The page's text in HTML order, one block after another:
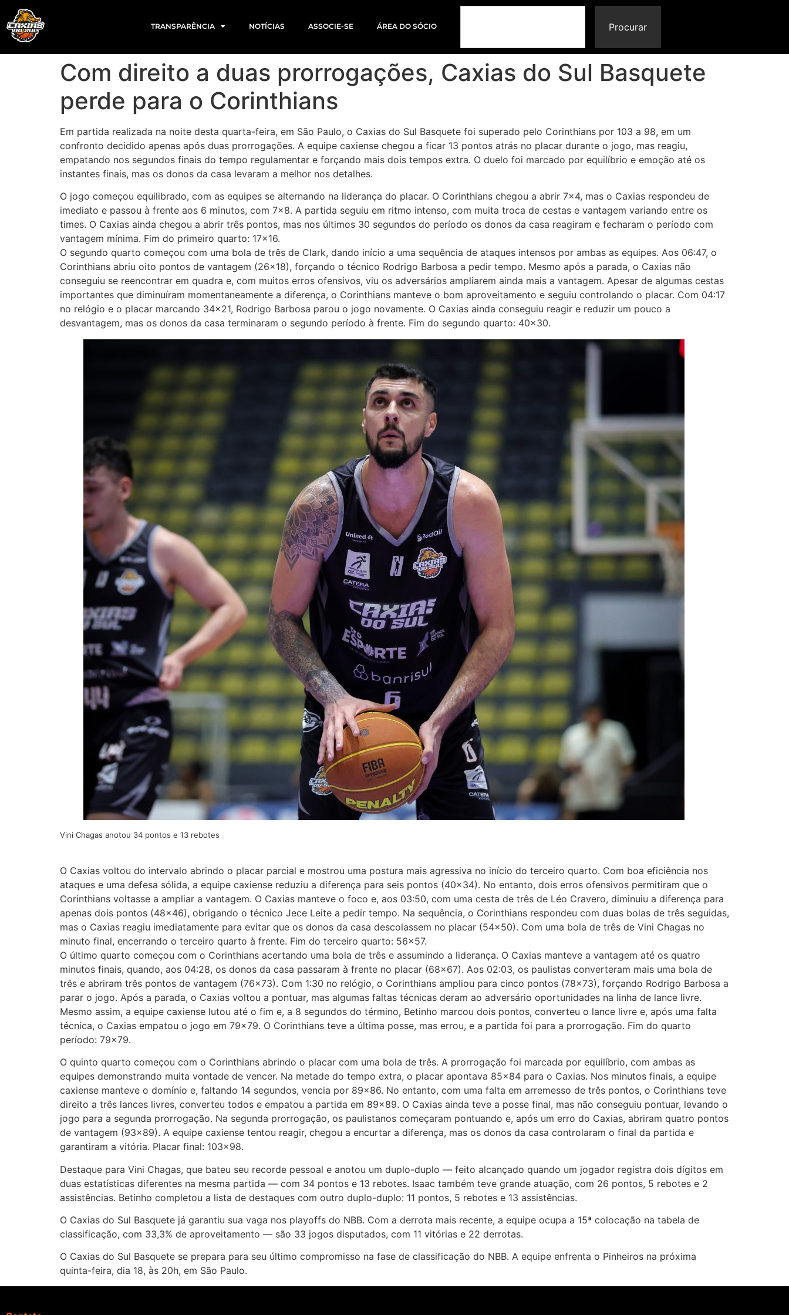
TRANSPARÊNCIA NOTÍCIAS ASSOCIE-SE ÁREA DO SÓCIO Procurar
Com direito a duas prorrogações, Caxias do Sul Basquete
perde para o Corinthians
Em partida realizada na noite desta quarta-feira, em São Paulo, o Caxias do Sul Basquete foi superado pelo Corinthians por 103 a 98, em um
confronto decidido apenas após duas prorrogações. A equipe caxiense chegou a ficar 13 pontos atrás no placar durante o jogo, mas reagiu,
empatando nos segundos finais do tempo regulamentar e forçando mais dois tempos extra. O duelo foi marcado por equilíbrio e emoção até os
instantes finais, mas os donos da casa levaram a melhor nos detalhes.
O jogo começou equilibrado, com as equipes se alternando na liderança do placar. O Corinthians chegou a abrir 7×4, mas o Caxias respondeu de
imediato e passou à frente aos 6 minutos, com 7×8. A partida seguiu em ritmo intenso, com muita troca de cestas e vantagem variando entre os
times. O Caxias ainda chegou a abrir três pontos, mas nos últimos 30 segundos do período os donos da casa reagiram e fecharam o período com
vantagem mínima. Fim do primeiro quarto: 17×16.
O segundo quarto começou com uma bola de três de Clark, dando início a uma sequência de ataques intensos por ambas as equipes. Aos 06:47, o
Corinthians abriu oito pontos de vantagem (26×18), forçando o técnico Rodrigo Barbosa a pedir tempo. Mesmo após a parada, o Caxias não
conseguiu se reencontrar em quadra e, com muitos erros ofensivos, viu os adversários ampliarem ainda mais a vantagem. Apesar de algumas cestas
importantes que diminuíram momentaneamente a diferença, o Corinthians manteve o bom aproveitamento e seguiu controlando o placar. Com 04:17
no relógio e o placar marcando 34×21, Rodrigo Barbosa parou o jogo novamente. O Caxias ainda conseguiu reagir e reduzir um pouco a
desvantagem, mas os donos da casa terminaram o segundo período à frente. Fim do segundo quarto: 40×30.
Vini Chagas anotou 34 pontos e 13 rebotes
O Caxias voltou do intervalo abrindo o placar parcial e mostrou uma postura mais agressiva no início do terceiro quarto. Com boa eficiência nos
ataques e uma defesa sólida, a equipe caxiense reduziu a diferença para seis pontos (40×34). No entanto, dois erros ofensivos permitiram que o
Corinthians voltasse a ampliar a vantagem. O Caxias manteve o foco e, aos 03:50, com uma cesta de três de Léo Cravero, diminuiu a diferença para
apenas dois pontos (48×46), obrigando o técnico Jece Leite a pedir tempo. Na sequência, o Corinthians respondeu com duas bolas de três seguidas,
mas o Caxias reagiu imediatamente para evitar que os donos da casa descolassem no placar (54×50). Com uma bola de três de Vini Chagas no
minuto final, encerrando o terceiro quarto à frente. Fim do terceiro quarto: 56×57.
O último quarto começou com o Corinthians acertando uma bola de três e assumindo a liderança. O Caxias manteve a vantagem até os quatro
minutos finais, quando, aos 04:28, os donos da casa passaram à frente no placar (68×67). Aos 02:03, os paulistas converteram mais uma bola de
três e abriram três pontos de vantagem (76×73). Com 1:30 no relógio, o Corinthians ampliou para cinco pontos (78×73), forçando Rodrigo Barbosa a
parar o jogo. Após a parada, o Caxias voltou a pontuar, mas algumas faltas técnicas deram ao adversário oportunidades na linha de lance livre.
Mesmo assim, a equipe caxiense lutou até o fim e, a 8 segundos do término, Betinho marcou dois pontos, converteu o lance livre e, após uma falta
técnica, o Caxias empatou o jogo em 79×79. O Corinthians teve a última posse, mas errou, e a partida foi para a prorrogação. Fim do quarto
período: 79×79.
O quinto quarto começou com o Corinthians abrindo o placar com uma bola de três. A prorrogação foi marcada por equilíbrio, com ambas as
equipes demonstrando muita vontade de vencer. Na metade do tempo extra, o placar apontava 85×84 para o Caxias. Nos minutos finais, a equipe
caxiense manteve o domínio e, faltando 14 segundos, vencia por 89×86. No entanto, com uma falta em arremesso de três pontos, o Corinthians teve
direito a três lances livres, converteu todos e empatou a partida em 89×89. O Caxias ainda teve a posse final, mas não conseguiu pontuar, levando o
jogo para a segunda prorrogação. Na segunda prorrogação, os paulistanos começaram pontuando e, após um erro do Caxias, abriram quatro pontos
de vantagem (93×89). A equipe caxiense tentou reagir, chegou a encurtar a diferença, mas os donos da casa controlaram o final da partida e
garantiram a vitória. Placar final: 103×98.
Destaque para Vini Chagas, que bateu seu recorde pessoal e anotou um duplo-duplo — feito alcançado quando um jogador registra dois dígitos em
duas estatísticas diferentes na mesma partida — com 34 pontos e 13 rebotes. Isaac também teve grande atuação, com 26 pontos, 5 rebotes e 2
assistências. Betinho completou a lista de destaques com outro duplo-duplo: 11 pontos, 5 rebotes e 13 assistências.
O Caxias do Sul Basquete já garantiu sua vaga nos playoffs do NBB. Com a derrota mais recente, a equipe ocupa a 15ª colocação na tabela de
classificação, com 33,3% de aproveitamento — são 33 jogos disputados, com 11 vitórias e 22 derrotas.
O Caxias do Sul Basquete se prepara para seu último compromisso na fase de classificação do NBB. A equipe enfrenta o Pinheiros na próxima
quinta-feira, dia 18, às 20h, em São Paulo.